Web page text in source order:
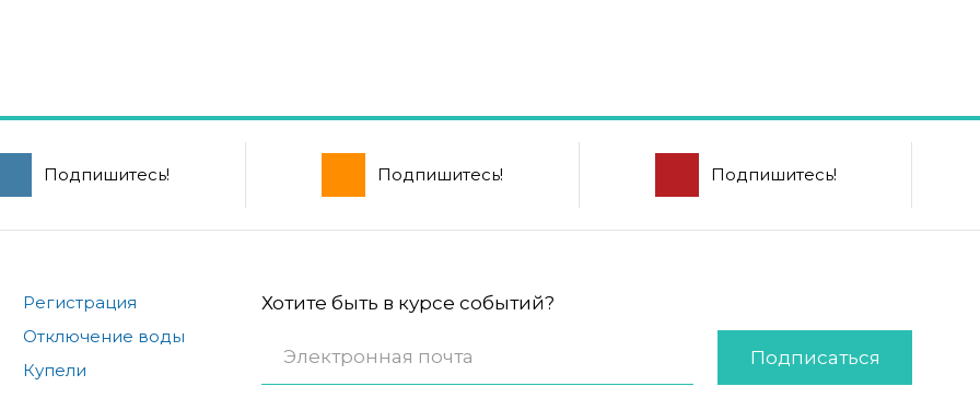
Подпишитесь! Подпишитесь! Подпишитесь!
Регистрация
Отключение воды
Купели
Хотите быть в курсе событий?
Подписаться